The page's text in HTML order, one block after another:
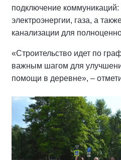
подключение
электроэнергии, газа, а
канализации для
«Строительство идет по
важным шагом для
помощи в деревне», –